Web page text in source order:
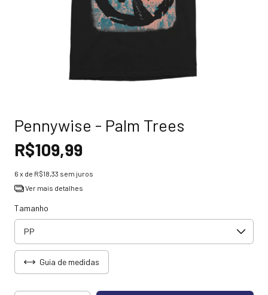
Pennywise - Palm Trees
R$109,99
6 x de R$18,33 sem juros
Ver mais detalhes
Tamanho
Guia de medidas